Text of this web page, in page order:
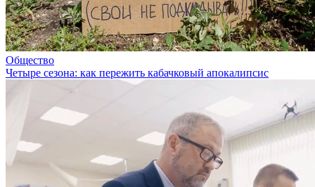
Общество
Четыре сезона: как пережить кабачковый апокалипсис